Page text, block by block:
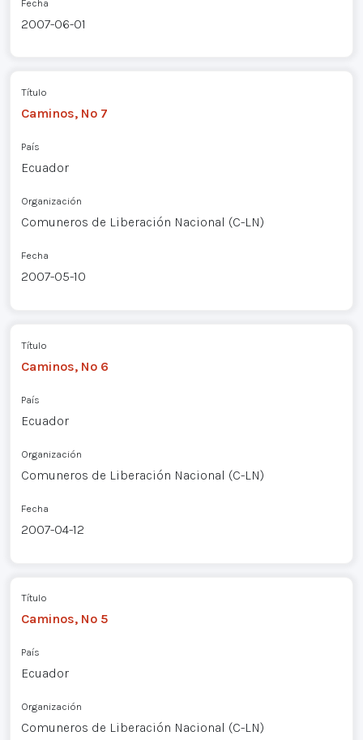
Fecha
2007-06-01
Título
Caminos, Nº 7
País
Ecuador
Organización
Comuneros de Liberación Nacional (C-LN)
Fecha
2007-05-10
Título
Caminos, Nº 6
País
Ecuador
Organización
Comuneros de Liberación Nacional (C-LN)
Fecha
2007-04-12
Título
Caminos, Nº 5
País
Ecuador
Organización
Comuneros de Liberación Nacional (C-LN)